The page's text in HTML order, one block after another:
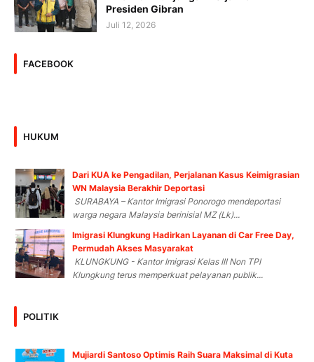
Presiden Gibran
Juli 12, 2026
FACEBOOK
HUKUM
Dari KUA ke Pengadilan, Perjalanan Kasus Keimigrasian
WN Malaysia Berakhir Deportasi
SURABAYA – Kantor Imigrasi Ponorogo mendeportasi
warga negara Malaysia berinisial MZ (Lk)...
Imigrasi Klungkung Hadirkan Layanan di Car Free Day,
Permudah Akses Masyarakat
KLUNGKUNG - Kantor Imigrasi Kelas III Non TPI
Klungkung terus memperkuat pelayanan publik...
POLITIK
Mujiardi Santoso Optimis Raih Suara Maksimal di Kuta